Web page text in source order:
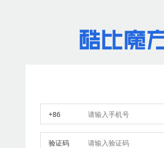
+86
验证码